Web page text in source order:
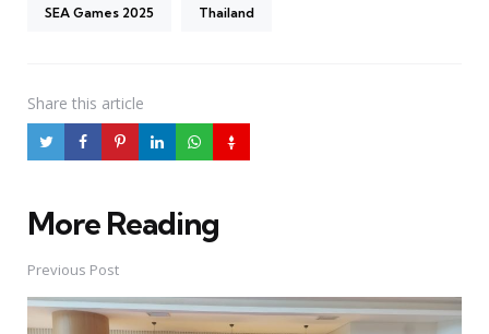
SEA Games 2025 Thailand
Share this article
More Reading
Post
navigation
Previous Post